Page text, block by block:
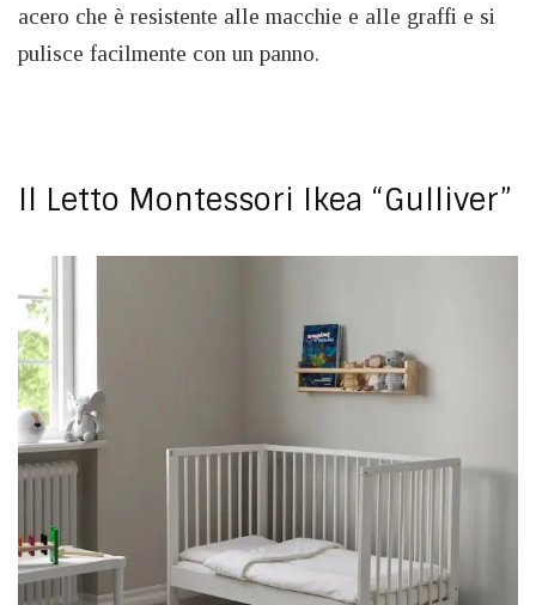
acero che è resistente alle macchie e alle graffi e si
pulisce facilmente con un panno.
Il Letto Montessori Ikea “Gulliver”